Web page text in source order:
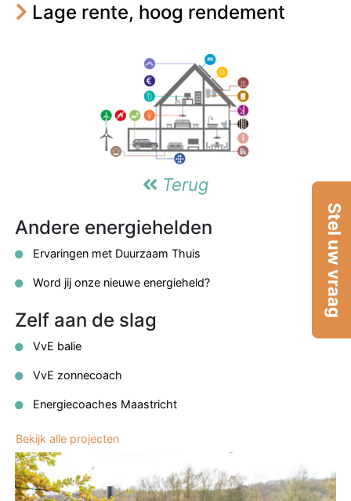
Stel uw vraag
Terug
Andere energiehelden
Ervaringen met Duurzaam Thuis
Word jij onze nieuwe energieheld?
Zelf aan de slag
VvE balie
VvE zonnecoach
Energiecoaches Maastricht
Bekijk alle projecten
Lage rente, hoog rendement